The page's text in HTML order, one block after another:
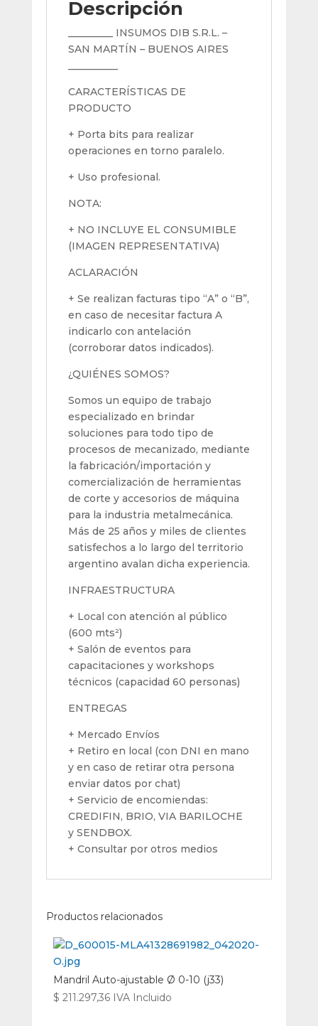
Descripción
_________ INSUMOS DIB S.R.L. –
SAN MARTÍN – BUENOS AIRES
CARACTERÍSTICAS DE
PRODUCTO
+ Porta bits para realizar
operaciones en torno paralelo.
+ Uso profesional.
NOTA:
+ NO INCLUYE EL CONSUMIBLE
(IMAGEN REPRESENTATIVA)
ACLARACIÓN
+ Se realizan facturas tipo “A” o “B”,
en caso de necesitar factura A
indicarlo con antelación
(corroborar datos indicados).
¿QUIÉNES SOMOS?
Somos un equipo de trabajo
especializado en brindar
soluciones para todo tipo de
procesos de mecanizado, mediante
la fabricación/importación y
comercialización de herramientas
de corte y accesorios de máquina
para la industria metalmecánica.
Más de 25 años y miles de clientes
satisfechos a lo largo del territorio
argentino avalan dicha experiencia.
INFRAESTRUCTURA
+ Local con atención al público
(600 mts²)
+ Salón de eventos para
capacitaciones y workshops
técnicos (capacidad 60 personas)
ENTREGAS
+ Mercado Envíos
+ Retiro en local (con DNI en mano
y en caso de retirar otra persona
enviar datos por chat)
+ Servicio de encomiendas:
CREDIFIN, BRIO, VIA BARILOCHE
y SENDBOX.
+ Consultar por otros medios
Productos relacionados
Mandril Auto-ajustable Ø 0-10 (j33)
$ 211.297,36 IVA Incluido